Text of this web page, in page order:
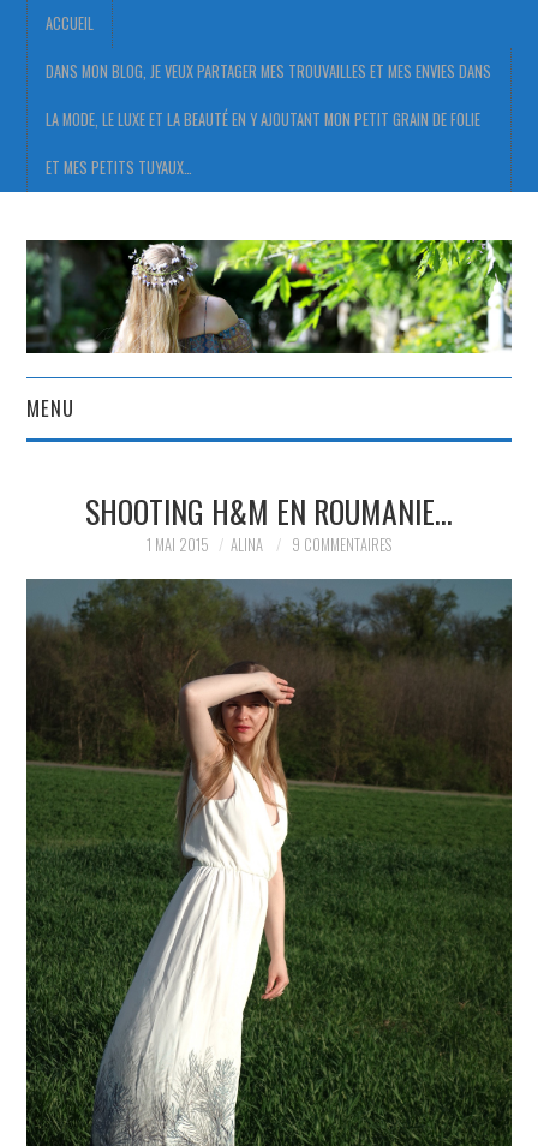
ACCUEIL
DANS MON BLOG, JE VEUX PARTAGER MES TROUVAILLES ET MES ENVIES DANS
LA MODE, LE LUXE ET LA BEAUTÉ EN Y AJOUTANT MON PETIT GRAIN DE FOLIE
ET MES PETITS TUYAUX…
MENU
DANS MON BLOG, JE VEUX
PARTAGER MES
TROUVAILLES ET MES
ENVIES DANS LA MODE, LE
LUXE ET LA BEAUTÉ EN Y
AJOUTANT MON PETIT
GRAIN DE FOLIE ET MES
PETITS TUYAUX…
SHOOTING H&M EN ROUMANIE…
1 MAI 2015 ALINA 9 COMMENTAIRES